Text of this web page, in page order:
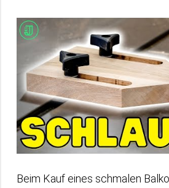
Beim Kauf eines schmalen